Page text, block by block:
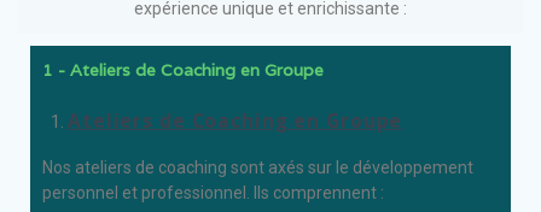
expérience unique et enrichissante :
1 - Ateliers de Coaching en Groupe
Ateliers de Coaching en Groupe
Nos ateliers de coaching sont axés sur le développement
personnel et professionnel. Ils comprennent :